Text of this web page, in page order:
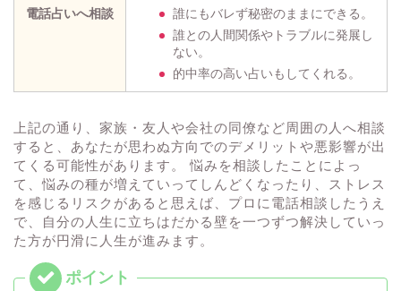
電話占いへ相談
誰にもバレず秘密のままにできる。
誰との人間関係やトラブルに発展し
ない。
的中率の高い占いもしてくれる。
上記の通り、家族・友人や会社の同僚など周囲の人へ相談
すると、あなたが思わぬ方向でのデメリットや悪影響が出
てくる可能性があります。 悩みを相談したことによっ
て、悩みの種が増えていってしんどくなったり、ストレス
を感じるリスクがあると思えば、プロに電話相談したうえ
で、自分の人生に立ちはだかる壁を一つずつ解決していっ
た方が円滑に人生が進みます。